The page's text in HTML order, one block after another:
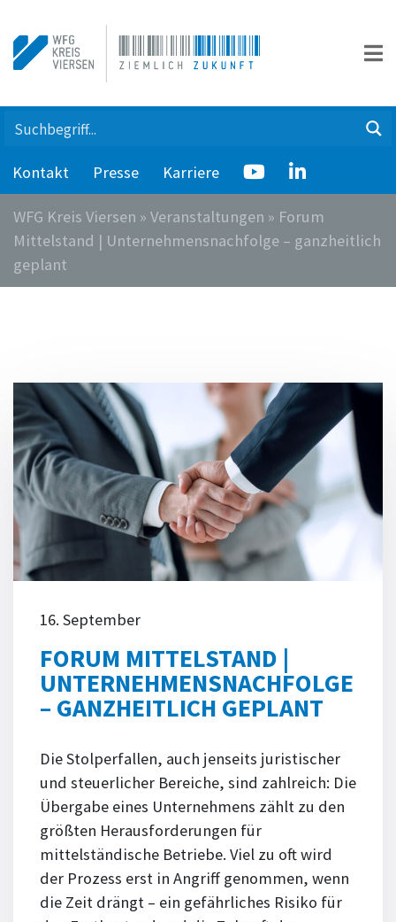
Kontakt Presse Karriere
WFG Kreis Viersen » Veranstaltungen » Forum
Mittelstand | Unternehmensnachfolge – ganzheitlich
geplant
16. September
FORUM MITTELSTAND |
UNTERNEHMENSNACHFOLGE
– GANZHEITLICH GEPLANT
Die Stolperfallen, auch jenseits juristischer
und steuerlicher Bereiche, sind zahlreich: Die
Übergabe eines Unternehmens zählt zu den
größten Herausforderungen für
mittelständische Betriebe. Viel zu oft wird
der Prozess erst in Angriff genommen, wenn
die Zeit drängt – ein gefährliches Risiko für